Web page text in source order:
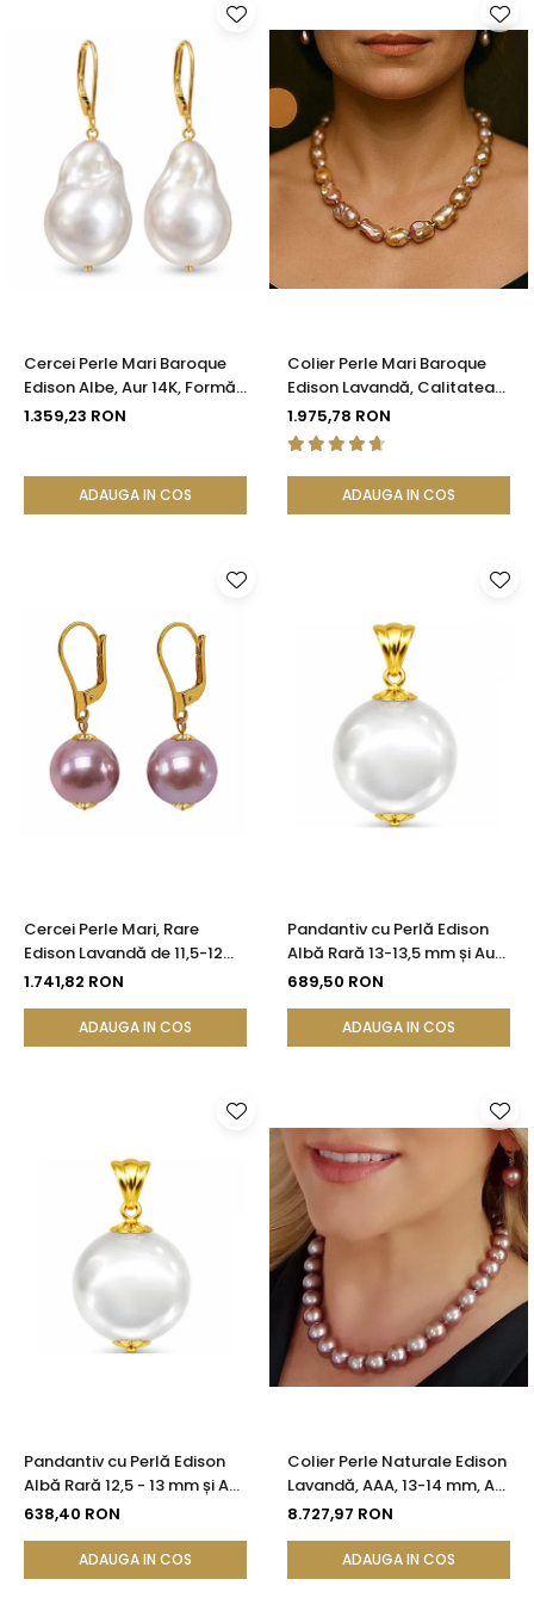
Cercei Perle Mari Baroque
Edison Albe, Aur 14K, Formă
Organică | KASKADDA®
1.359,23 RON
ADAUGA IN COS
Colier Perle Mari Baroque
Edison Lavandă, Calitatea
AAA, Aur 14K | KASKADDA®
1.975,78 RON
ADAUGA IN COS
Cercei Perle Mari, Rare
Edison Lavandă de 11,5-12
mm și Aur Galben 14K |
1.741,82 RON
ADAUGA IN COS
Pandantiv cu Perlă Edison
Albă Rară 13-13,5 mm și Aur
Galben 14K (aur 585) |
689,50 RON
ADAUGA IN COS
Pandantiv cu Perlă Edison
Albă Rară 12,5 - 13 mm și Aur
Galben 14K (aur 585) |
638,40 RON
ADAUGA IN COS
Colier Perle Naturale Edison
Lavandă, AAA, 13-14 mm, Aur
Alb 14K | KASKADDA®
8.727,97 RON
ADAUGA IN COS